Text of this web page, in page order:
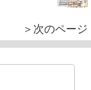
＞次のページ